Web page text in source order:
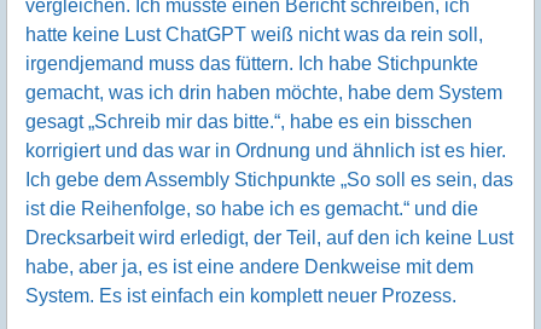
vergleichen. Ich musste einen Bericht schreiben, ich
hatte keine Lust ChatGPT weiß nicht was da rein soll,
irgendjemand muss das füttern. Ich habe Stichpunkte
gemacht, was ich drin haben möchte, habe dem System
gesagt „Schreib mir das bitte.“, habe es ein bisschen
korrigiert und das war in Ordnung und ähnlich ist es hier.
Ich gebe dem Assembly Stichpunkte „So soll es sein, das
ist die Reihenfolge, so habe ich es gemacht.“ und die
Drecksarbeit wird erledigt, der Teil, auf den ich keine Lust
habe, aber ja, es ist eine andere Denkweise mit dem
System. Es ist einfach ein komplett neuer Prozess.